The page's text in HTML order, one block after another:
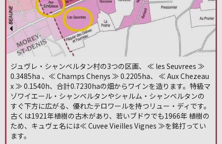
ジュヴレ・シャンベルタン村の3つの区画、 ≪ les Seuvrees ≫
0.3485ha 、≪ Champs Chenys ≫ 0.2205ha、 ≪ Aux Chezeau
x ≫ 0.1540h、合計0.7230haの畑からワインを造ります。特級マ
ゾワイエール・シャンベルタンやシャルム・シャンベルタンの
すぐ下方に広がる、優れたテロワールを持つリュー・ディです。
古くは1921年植樹の古木があり、若いブドウでも1966年 植樹の
ため、キュヴェ名には≪ Cuvee Vieilles Vignes ≫を銘打ってい
ます。